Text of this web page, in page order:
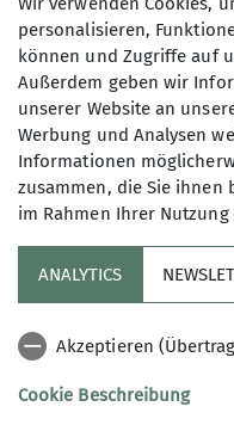
Anmeldung bis
14.02.2024
Sektion
Vereinsheft
personalisieren,
können und Zugriffe auf
Außerdem geben wir
unserer Website an
Werbung und Analysen
Informationen
zusammen, die Sie ihnen
im Rahmen Ihrer
ANALYTICS
Akzeptieren
Cookie Beschreibung